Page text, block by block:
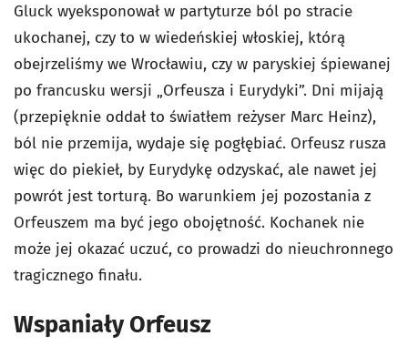
Gluck wyeksponował w partyturze ból po stracie
ukochanej, czy to w wiedeńskiej włoskiej, którą
obejrzeliśmy we Wrocławiu, czy w paryskiej śpiewanej
po francusku wersji „Orfeusza i Eurydyki”. Dni mijają
(przepięknie oddał to światłem reżyser Marc Heinz),
ból nie przemija, wydaje się pogłębiać. Orfeusz rusza
więc do piekieł, by Eurydykę odzyskać, ale nawet jej
powrót jest torturą. Bo warunkiem jej pozostania z
Orfeuszem ma być jego obojętność. Kochanek nie
może jej okazać uczuć, co prowadzi do nieuchronnego
tragicznego finału.
Wspaniały Orfeusz